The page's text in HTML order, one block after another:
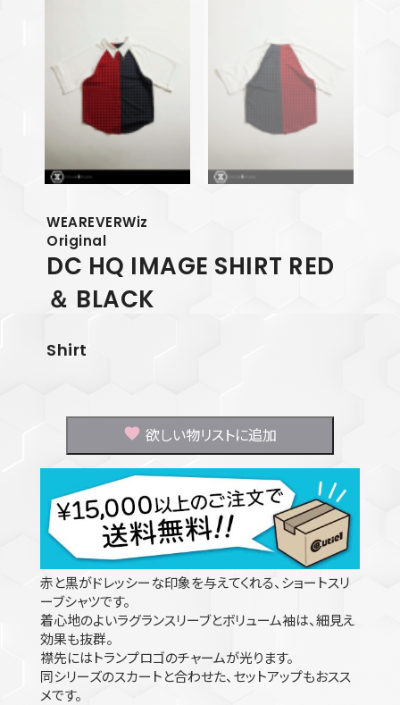
WEAREVERWiz
Original
DC HQ IMAGE SHIRT RED
＆ BLACK
Shirt
欲しい物リストに追加
赤と黒がドレッシーな印象を与えてくれる、ショートスリ
ーブシャツです。
着心地のよいラグランスリーブとボリューム袖は、細見え
効果も抜群。
襟先にはトランプロゴのチャームが光ります。
同シリーズのスカートと合わせた、セットアップもおスス
メです。